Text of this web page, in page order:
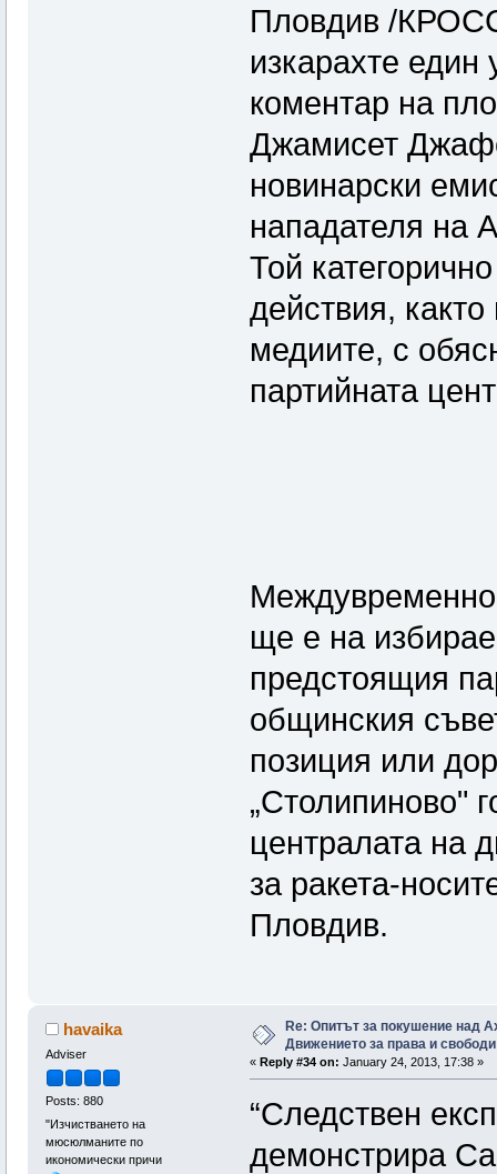
Пловдив /
изкарахте един
коментар на
Джамисет
новинарски
нападателя на
Той
действия,
медиите, с
партийната
ще е на
предстоящия
общинския
позиция или
„Столипиново"
централата на
за ракета-
Пловдив.
havaika
Adviser
Posts: 880
"Изчистването на
мюсюлманите по
икономически причи
Re: Опитът за покушение над
Движението за права и свободи
« Reply #34 on: January 24, 2013, 17:38 »
“Следствен
демонстрира